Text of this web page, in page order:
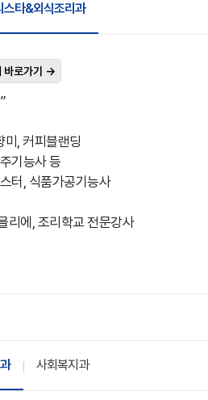
스타&외식조리과
바로가기 →
, 커피블랜딩
기능사 등
터, 식품가공기능사
리에, 조리학교 전문강사
사회복지과